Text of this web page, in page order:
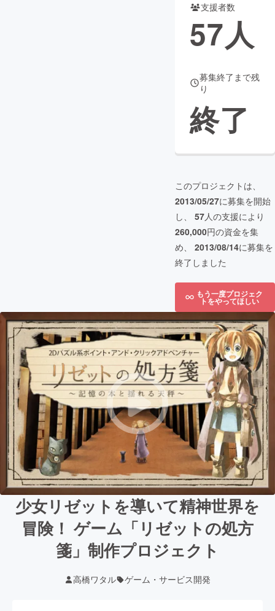
支援者数
57人
募集終了まで残
り
終了
このプロジェクトは、
2013/05/27に募集を開始
し、 57人の支援により
260,000円の資金を集
め、 2013/08/14に募集を
終了しました
もう一度プロジェク
トをやってほしい
少女リゼットを導いて精神世界を
冒険！ ゲーム「リゼットの処方
箋」制作プロジェクト
高橋ワタル ゲーム・サービス開発